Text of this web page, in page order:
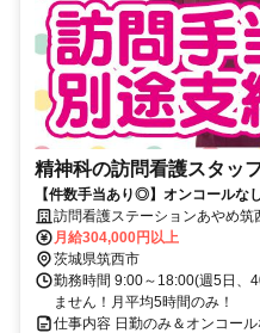
精神科の訪問看護スタッ
【件数手当あり◎】オンコールな
ステーション。正看護師募集
訪問看護ステーションあやめ筑
月給304,000円以上
茨城県筑西市
勤務時間 9:00～18:00(週5日
ません！月平均5時間のみ！
仕事内容 日勤のみ＆オンコー